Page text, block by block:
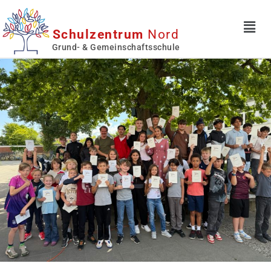
Schulzentrum Nord
Grund- & Gemeinschaftsschule